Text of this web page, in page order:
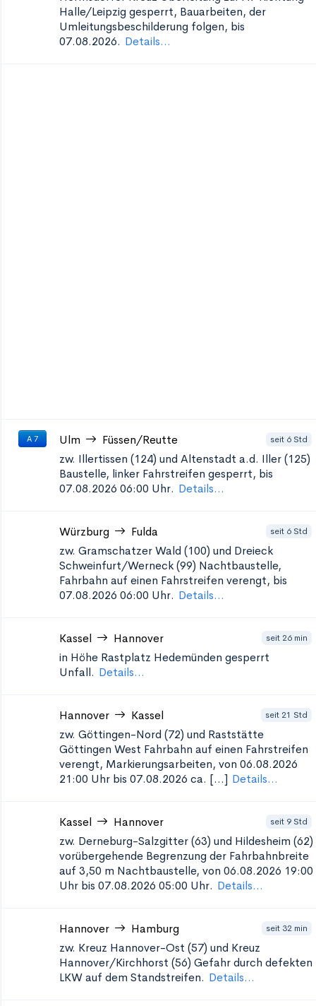
Halle/Leipzig gesperrt, Bauarbeiten, der
Umleitungsbeschilderung folgen, bis
07.08.2026. Details...
A 7 Ulm Füssen/Reutte seit 6 Std
zw. Illertissen (124) und Altenstadt a.d. Iller (125)
Baustelle, linker Fahrstreifen gesperrt, bis
07.08.2026 06:00 Uhr. Details...
Würzburg Fulda seit 6 Std
zw. Gramschatzer Wald (100) und Dreieck
Schweinfurt/Werneck (99) Nachtbaustelle,
Fahrbahn auf einen Fahrstreifen verengt, bis
07.08.2026 06:00 Uhr. Details...
Kassel Hannover seit 26 min
in Höhe Rastplatz Hedemünden gesperrt
Unfall. Details...
Hannover Kassel seit 21 Std
zw. Göttingen-Nord (72) und Raststätte
Göttingen West Fahrbahn auf einen Fahrstreifen
verengt, Markierungsarbeiten, von 06.08.2026
21:00 Uhr bis 07.08.2026 ca. [...] Details...
Kassel Hannover seit 9 Std
zw. Derneburg-Salzgitter (63) und Hildesheim (62)
vorübergehende Begrenzung der Fahrbahnbreite
auf 3,50 m Nachtbaustelle, von 06.08.2026 19:00
Uhr bis 07.08.2026 05:00 Uhr. Details...
Hannover Hamburg seit 32 min
zw. Kreuz Hannover-Ost (57) und Kreuz
Hannover/Kirchhorst (56) Gefahr durch defekten
LKW auf dem Standstreifen. Details...